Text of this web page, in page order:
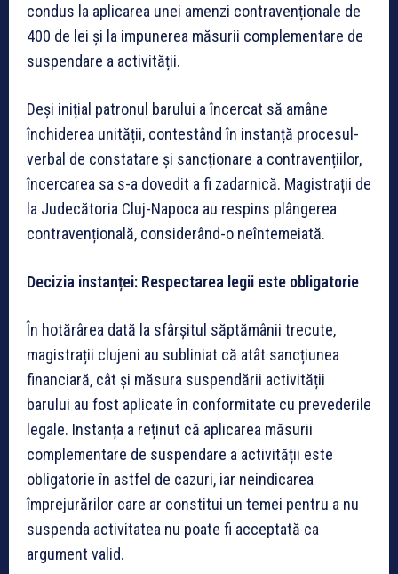
condus la aplicarea unei amenzi contravenționale de
400 de lei și la impunerea măsurii complementare de
suspendare a activității.
Deși inițial patronul barului a încercat să amâne
închiderea unității, contestând în instanță procesul-
verbal de constatare și sancționare a contravențiilor,
încercarea sa s-a dovedit a fi zadarnică. Magistrații de
la Judecătoria Cluj-Napoca au respins plângerea
contravențională, considerând-o neîntemeiată.
Decizia instanței: Respectarea legii este obligatorie
În hotărârea dată la sfârșitul săptămânii trecute,
magistrații clujeni au subliniat că atât sancțiunea
financiară, cât și măsura suspendării activității
barului au fost aplicate în conformitate cu prevederile
legale. Instanța a reținut că aplicarea măsurii
complementare de suspendare a activității este
obligatorie în astfel de cazuri, iar neindicarea
împrejurărilor care ar constitui un temei pentru a nu
suspenda activitatea nu poate fi acceptată ca
argument valid.